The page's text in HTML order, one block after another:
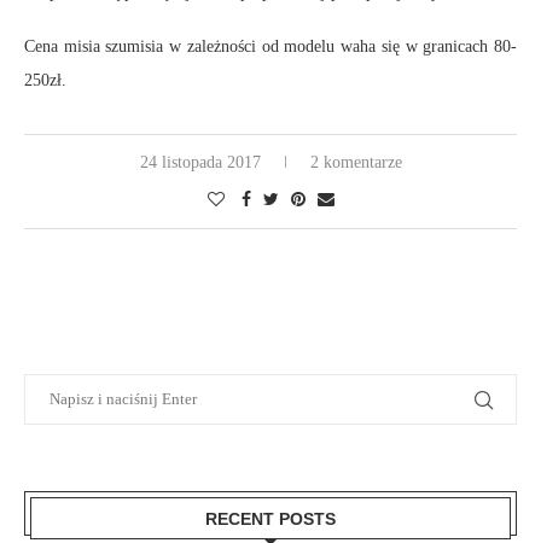
Cena misia szumisia w zależności od modelu waha się w granicach 80-
250zł.
24 listopada 2017 2 komentarze
RECENT POSTS